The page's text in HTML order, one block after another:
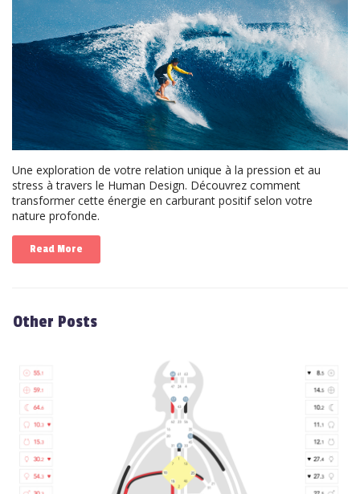
Une exploration de votre relation unique à la pression et au
stress à travers le Human Design. Découvrez comment
transformer cette énergie en carburant positif selon votre
nature profonde.
Read More
Other Posts